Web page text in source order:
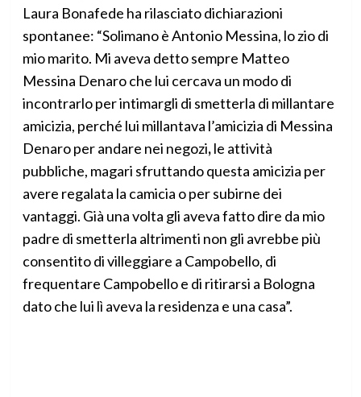
Laura Bonafede ha rilasciato dichiarazioni
spontanee: “Solimano è Antonio Messina, lo zio di
mio marito. Mi aveva detto sempre Matteo
Messina Denaro che lui cercava un modo di
incontrarlo per intimargli di smetterla di millantare
amicizia, perché lui millantava l’amicizia di Messina
Denaro per andare nei negozi,le attività
pubbliche, magari sfruttando questa amicizia per
avere regalata la camicia o per subirne dei
vantaggi. Già una volta gli aveva fatto dire da mio
padre di smetterla altrimenti non gli avrebbe più
consentito di villeggiare a Campobello, di
frequentare Campobello e di ritirarsi a Bologna
dato che lui lì aveva la residenza e una casa”.